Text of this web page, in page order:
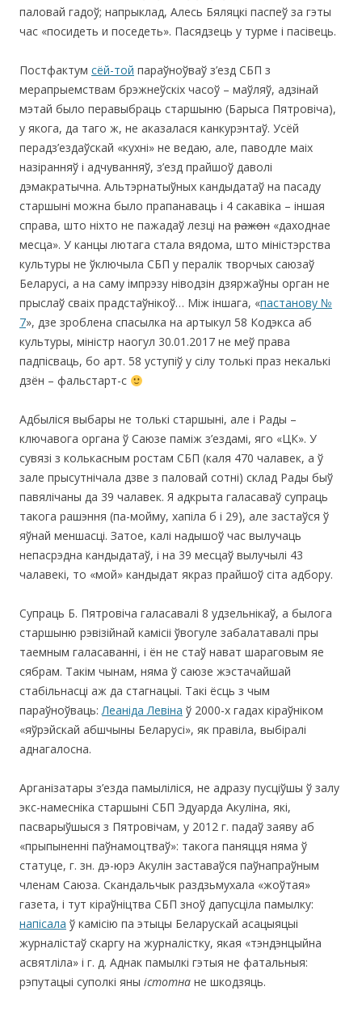
паловай гадоў; напрыклад, Алесь Бяляцкі паспеў за гэты
час «посидеть и поседеть». Пасядзець у турме і пасівець.
Постфактум сёй-той параўноўваў з’езд СБП з
мерапрыемствам брэжнеўскіх часоў – маўляў, адзінай
мэтай было перавыбраць старшыню (Барыса Пятровіча),
у якога, да таго ж, не аказалася канкурэнтаў. Усёй
перадз’ездаўскай «кухні» не ведаю, але, паводле маіх
назіранняў і адчуванняў, з’езд прайшоў даволі
дэмакратычна. Альтэрнатыўных кандыдатаў на пасаду
старшыні можна было прапанаваць і 4 сакавіка – іншая
справа, што ніхто не пажадаў лезці на ражон «даходнае
месца». У канцы лютага стала вядома, што міністэрства
культуры не ўключыла СБП у пералік творчых саюзаў
Беларусі, а на саму імпрэзу ніводзін дзяржаўны орган не
прыслаў сваіх прадстаўнікоў… Між іншага, «пастанову №
7», дзе зроблена спасылка на артыкул 58 Кодэкса аб
культуры, міністр наогул 30.01.2017 не меў права
падпісваць, бо арт. 58 уступіў у сілу толькі праз некалькі
дзён – фальстарт-с
Адбыліся выбары не толькі старшыні, але і Рады –
ключавога органа ў Саюзе паміж з’ездамі, яго «ЦК». У
сувязі з колькасным ростам СБП (каля 470 чалавек, а ў
зале прысутнічала дзве з паловай сотні) склад Рады быў
павялічаны да 39 чалавек. Я адкрыта галасаваў супраць
такога рашэння (па-мойму, хапіла б і 29), але застаўся ў
яўнай меншасці. Затое, калі надышоў час вылучаць
непасрэдна кандыдатаў, і на 39 месцаў вылучылі 43
чалавекі, то «мой» кандыдат якраз прайшоў сіта адбору.
Супраць Б. Пятровіча галасавалі 8 удзельнікаў, а былога
старшыню рэвізійнай камісіі ўвогуле забалатавалі пры
таемным галасаванні, і ён не стаў нават шараговым яе
сябрам. Такім чынам, няма ў саюзе жэстачайшай
стабільнасці аж да стагнацыі. Такі ёсць з чым
параўноўваць:Леаніда Левіна ў 2000-х гадах кіраўніком
«яўрэйскай абшчыны Беларусі», як правіла, выбіралі
аднагалосна.
Арганізатары з’езда памыліліся, не адразу пусціўшы ў залу
экс-намесніка старшыні СБП Эдуарда Акуліна, які,
пасварыўшыся з Пятровічам, у 2012 г. падаў заяву аб
«прыпыненні паўнамоцтваў»: такога паняцця няма ў
статуце, г. зн. дэ-юрэ Акулін заставаўся паўнапраўным
членам Саюза. Скандальчык раздзьмухала «жоўтая»
газета, і тут кіраўніцтва СБП зноў дапусціла памылку:
напісала ў камісію па этыцы Беларускай асацыяцыі
журналістаў скаргу на журналістку, якая «тэндэнцыйна
асвятліла» і г. д. Аднак памылкі гэтыя не фатальныя:
рэпутацыі суполкі яны істотна не шкодзяць.